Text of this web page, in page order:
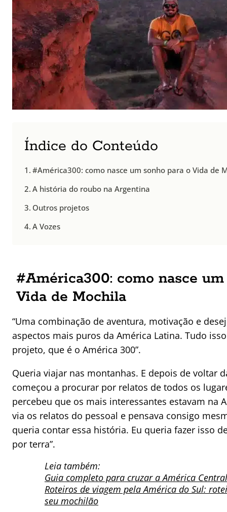
Índice do Conteúdo
#América300: como nasce um sonho para o Vida de
A história do roubo na Argentina
Outros projetos
A Vozes
#América300: como nasce
Vida de Mochila
“Uma combinação de aventura, motivação e
aspectos mais puros da América Latina. Tudo
projeto, que é o América 300”.
Queria viajar nas montanhas. E depois de voltar
começou a procurar por relatos de todos os
percebeu que os mais interessantes estavam na
via os relatos do pessoal e pensava consigo
queria contar essa história. Eu queria fazer isso
por terra”.
Leia também:
Guia completo para cruzar a América
Roteiros de viagem pela América do Sul:
seu mochilão